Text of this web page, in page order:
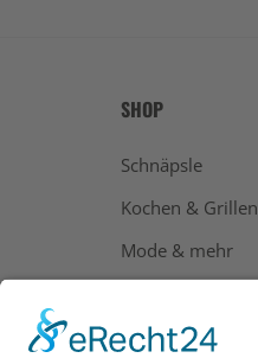
SHOP
Schnäpsle
Kochen & Grillen
Mode & mehr